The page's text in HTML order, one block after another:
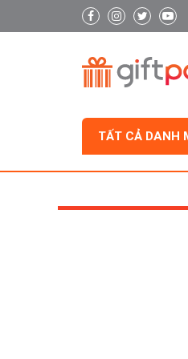
TẤT CẢ DANH